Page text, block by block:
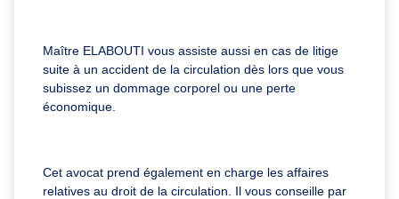
Maître ELABOUTI vous assiste aussi en cas de litige
suite à un accident de la circulation dès lors que vous
subissez un dommage corporel ou une perte
économique.
Cet avocat prend également en charge les affaires
relatives au droit de la circulation. Il vous conseille par